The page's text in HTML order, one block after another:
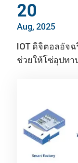
20
Aug, 2025
IOT ดิจิตอลอัจฉ
ช่วยให้โซ่อุปทา